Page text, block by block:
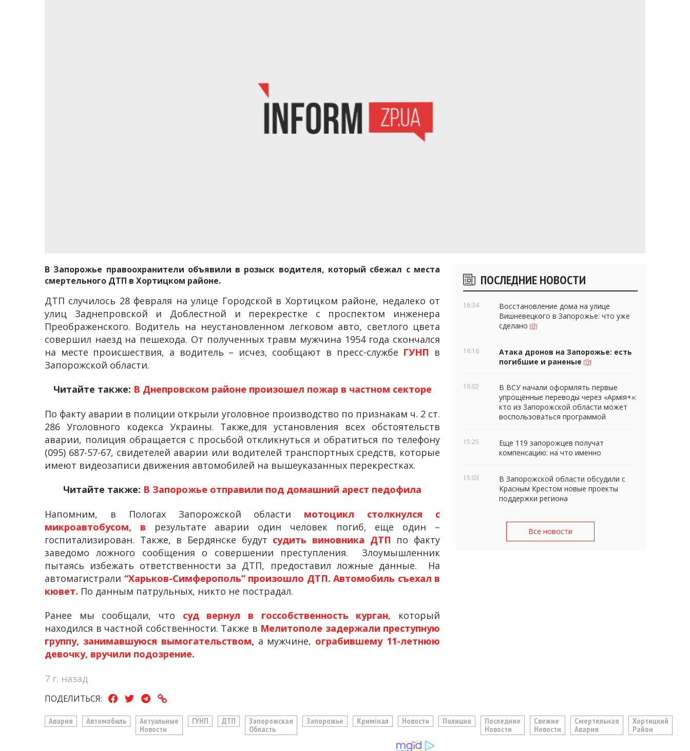
В Запорожье правоохранители объявили в розыск водителя, который сбежал с места
смертельного ДТП в Хортицком районе.
ДТП случилось 28 февраля на улице Городской в ​​Хортицком районе, недалеко от
улиц Заднепровской и Доблестной и перекрестке с проспектом инженера
Преображенского. Водитель на неустановленном легковом авто, светлого цвета
совершил наезд на пешехода. От полученных травм мужчина 1954 года скончался
на месте происшествия, а водитель – исчез, сообщают в пресс-службе ГУНП в
Запорожской области.
Читайте также: В Днепровском районе произошел пожар в частном секторе
По факту аварии в полиции открыли уголовное производство по признакам ч. 2 ст.
286 Уголовного кодекса Украины. Также,для установления всех обстоятельств
аварии, полиция обращается с просьбой откликнуться и обратиться по телефону
(095) 687-57-67, свидетелей аварии или водителей транспортных средств, которые
имеют видеозаписи движения автомобилей на вышеуказанных перекрестках.
Читайте также: В Запорожье отправили под домашний арест педофила
Напомним, в Пологах Запорожской области мотоцикл столкнулся с
микроавтобусом, в результате аварии один человек погиб, еще один –
госпитализирован. Также, в Бердянске будут судить виновника ДТП по факту
заведомо ложного сообщения о совершении преступления. Злоумышленник
пытаясь избежать ответственности за ДТП, предоставил ложные данные. На
автомагистрали “Харьков-Симферополь” произошло ДТП. Автомобиль съехал в
кювет. По данным патрульных, никто не пострадал.
Ранее мы сообщали, что суд вернул в госсобственность курган, который
находился в частной собственности. Также в Мелитополе задержали преступную
группу, занимавшуюся вымогательством, а мужчине, ограбившему 11-летнюю
девочку, вручили подозрение.
7 г. назад
ПОДЕЛИТЬСЯ:
Авария Автомобиль
Актуальные
Новости
ГУНП ДТП
Запорожская
Область
Запорожье Кримінал Новости Полиция
Последние
Новости
Свежие
Новости
Смертельная
Авария
Хортицкий
Район
Боковые
виджеты
ПОСЛЕДНИЕ НОВОСТИ
16:34
Восстановление дома на улице
Вишневецкого в Запорожье: что уже
сделано
16:16
Атака дронов на Запорожье: есть
погибшие и раненые
16:02
В ВСУ начали оформлять первые
упрощённые переводы через «Армія+»:
кто из Запорожской области может
воспользоваться программой
15:25
Еще 119 запорожцев получат
компенсацию: на что именно
15:03
В Запорожской области обсудили с
Красным Крестом новые проекты
поддержки региона
Все новости